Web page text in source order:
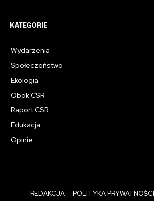
KATEGORIE
Wydarzenia
Społeczeństwo
Ekologia
Obok CSR
Raport CSR
Edukacja
Opinie
REDAKCJA POLITYKA PRYWATNOŚCI